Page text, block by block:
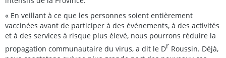
« En veillant à ce que les personnes soient entièrement
vaccinées avant de participer à des événements, à des activités
et à des services à risque plus élevé, nous pourrons réduire la
propagation communautaire du virus, a dit le Dr Roussin. Déjà,